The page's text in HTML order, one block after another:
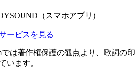
（スマホアプリ）
ービスを見る
では著作権保護の観点より、歌詞の印
います。